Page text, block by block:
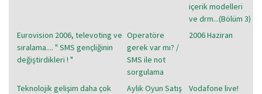
içerik modelleri
ve drm...(Bölüm 3)
Eurovision 2006, televoting ve
sıralama.... " SMS gençliğinin
değiştirdikleri ! "
Operatöre
gerek var mı? /
SMS ile not
sorgulama
2006 Haziran
Teknolojik gelişim daha çok
Aylık Oyun Satış
Vodafone live!